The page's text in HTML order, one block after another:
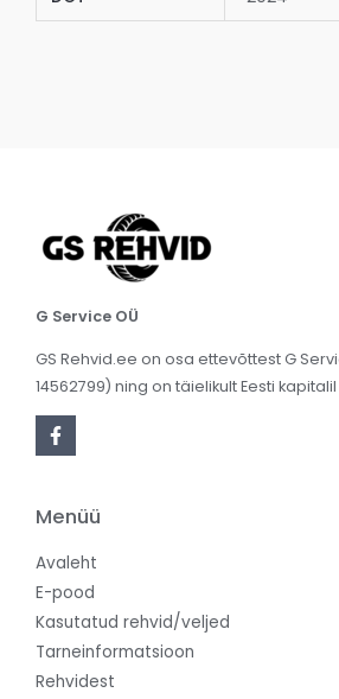
G Service OÜ
GS Rehvid.ee on osa ettevõttest G
14562799) ning on täielikult Eesti
Menüü
Avaleht
E-pood
Kasutatud rehvid/veljed
Tarneinformatsioon
Rehvidest